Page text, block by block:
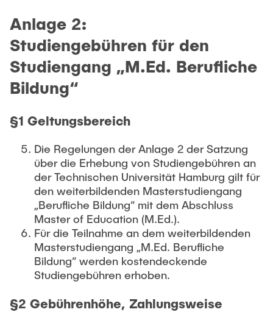
Anlage 2:
Studiengebühren für den
Studiengang „M.Ed. Berufliche
Bildung“
§1 Geltungsbereich
Die Regelungen der Anlage 2 der Satzung
über die Erhebung von Studiengebühren an
der Technischen Universität Hamburg gilt für
den weiterbildenden Masterstudiengang
„Berufliche Bildung“ mit dem Abschluss
Master of Education (M.Ed.).
Für die Teilnahme an dem weiterbildenden
Masterstudiengang „M.Ed. Berufliche
Bildung“ werden kostendeckende
Studiengebühren erhoben.
§2 Gebührenhöhe, Zahlungsweise